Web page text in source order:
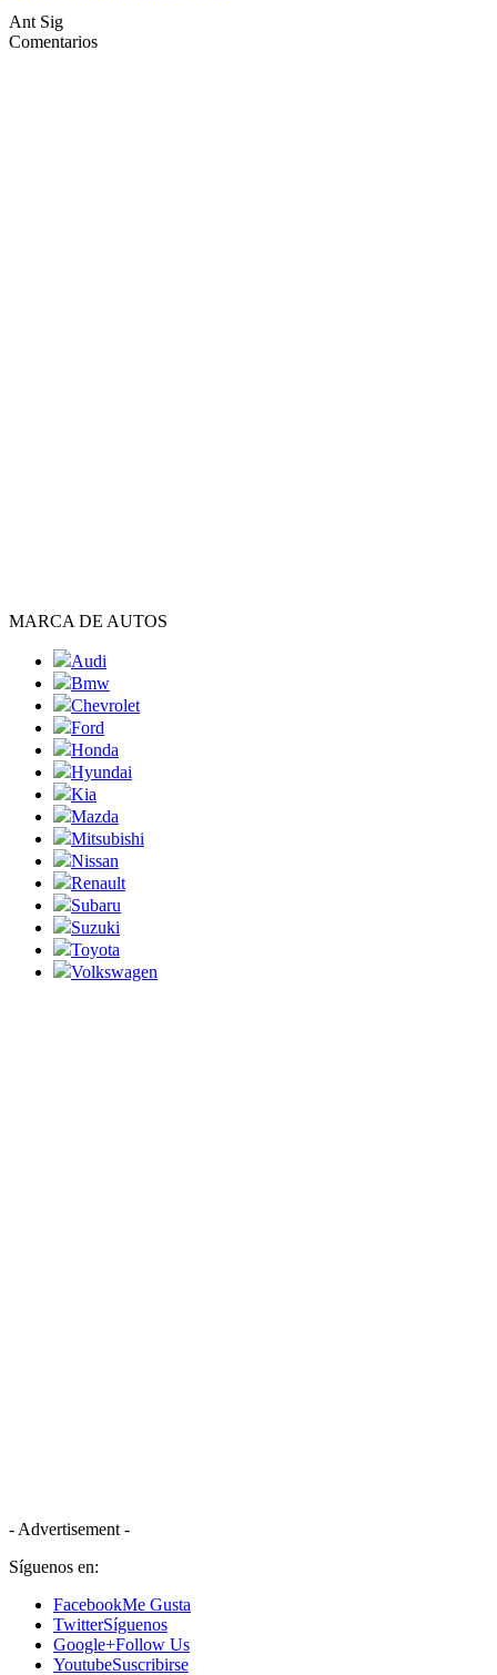
Ant Sig
Comentarios
MARCA DE AUTOS
Audi
Bmw
Chevrolet
Ford
Honda
Hyundai
Kia
Mazda
Mitsubishi
Nissan
Renault
Subaru
Suzuki
Toyota
Volkswagen
- Advertisement -
Síguenos en:
FacebookMe Gusta
TwitterSíguenos
Google+Follow Us
YoutubeSuscribirse